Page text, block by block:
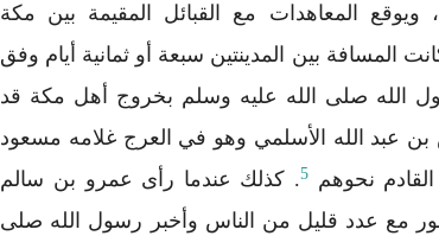
ويوقع المعاهدات مع القبائل المقيمة بين مكة
المسافة بين المدينتين سبعة أو ثمانية أيام وفق
الله صلى الله عليه وسلم بخروج أهل مكة قد
عبد الله الأسلمي وهو في العرج غلامه مسعود
نحوهم 5. كذلك عندما رأى عمرو بن سالم
مع عدد قليل من الناس وأخبر رسول الله صلى